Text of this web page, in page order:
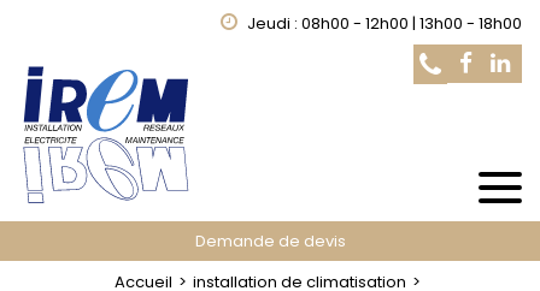
Jeudi : 08h00 - 12h00 | 13h00 - 18h00
Demande de devis
Accueil
installation de climatisation